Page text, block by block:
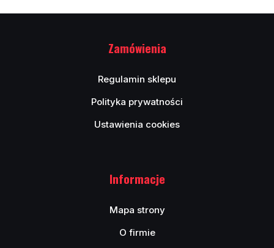
Zamówienia
Regulamin sklepu
Polityka prywatności
Ustawienia cookies
Informacje
Mapa strony
O firmie